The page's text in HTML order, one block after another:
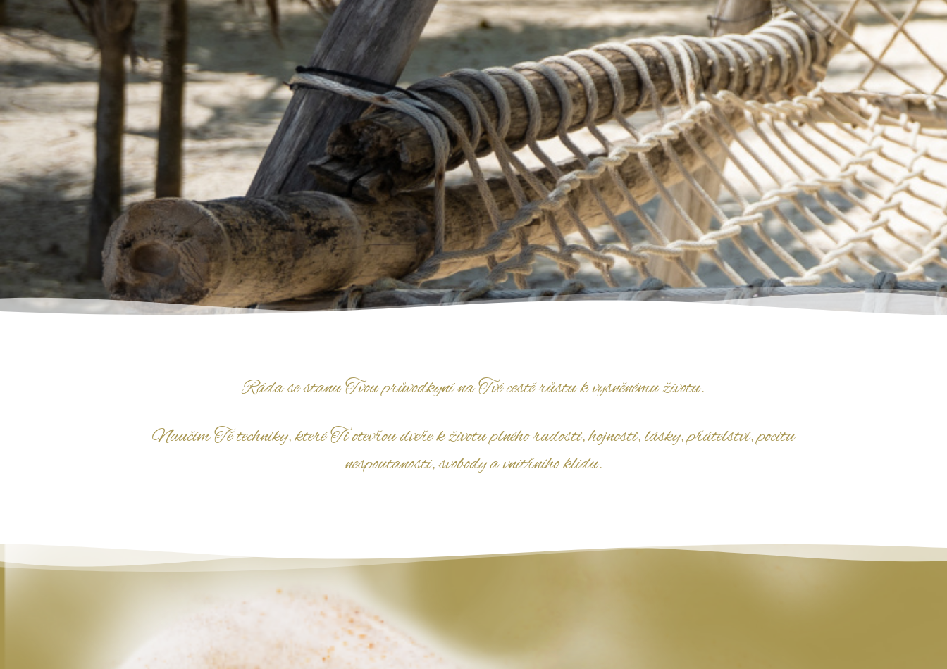
Ráda se stanu Tvou průvodkyní na Tvé cestě růstu k vysněnému životu.
Naučím Tě techniky, které Ti otevřou dveře k životu plného radosti, hojnosti, lásky, přátelství, pocitu
nespoutanosti, svobody a vnitřního klidu.